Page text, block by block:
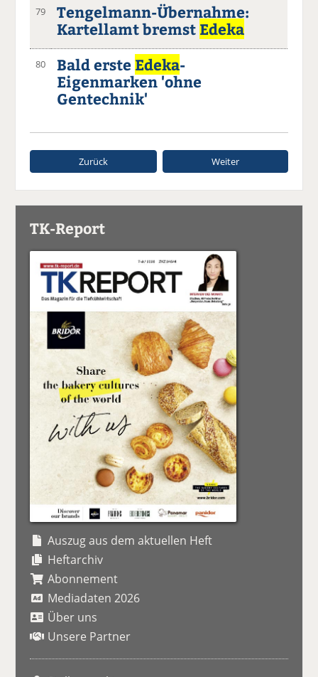
79
Tengelmann-Übernahme:
Kartellamt bremst Edeka
80 Bald erste Edeka-
Eigenmarken 'ohne
Gentechnik'
Zurück Weiter
TK-Report
Auszug aus dem aktuellen Heft
Heftarchiv
Abonnement
Mediadaten 2026
Über uns
Unsere Partner